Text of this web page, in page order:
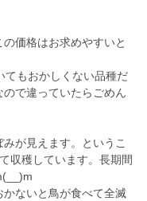
価格はお求めやすいと
てもおかしくない品種だ
で違っていたらごめん
が見えます。というこ
収穫しています。長期間
ないと鳥が食べて全滅